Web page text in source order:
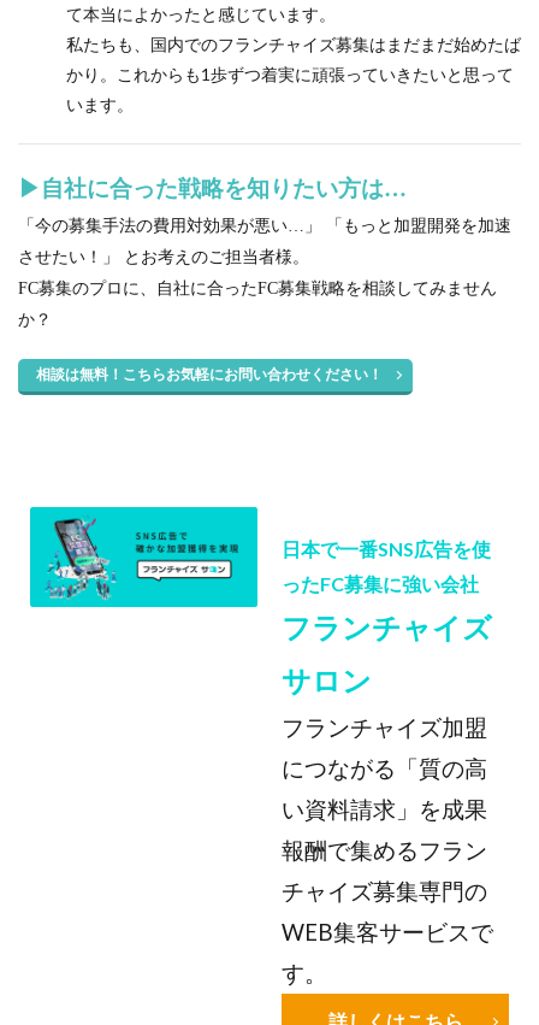
て本当によかったと感じています。
私たちも、国内でのフランチャイズ募集はまだまだ始めたば
かり。これからも1歩ずつ着実に頑張っていきたいと思って
います。
▶︎自社に合った戦略を知りたい方は…
「今の募集手法の費用対効果が悪い…」 「もっと加盟開発を加速
させたい！」 とお考えのご担当者様。
FC募集のプロに、自社に合ったFC募集戦略を相談してみません
か？
相談は無料！こちらお気軽にお問い合わせください！
日本で一番SNS広告を使
ったFC募集に強い会社
フランチャイズ
サロン
フランチャイズ加盟
につながる「質の高
い資料請求」を成果
報酬で集めるフラン
チャイズ募集専門の
WEB集客サービスで
す。